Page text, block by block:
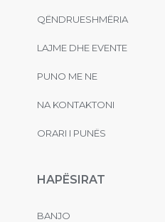
QËNDRUESHMËRIA
LAJME DHE EVENTE
PUNO ME NE
NA KONTAKTONI
ORARI I PUNËS
HAPËSIRAT
BANJO